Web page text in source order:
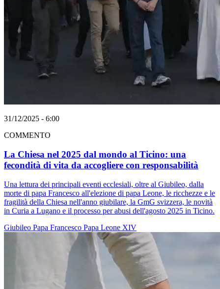
31/12/2025 - 6:00
COMMENTO
La Chiesa nel 2025 dal mondo al Ticino: una
fecondità di vita da accogliere con responsabilità
Una lettura dei principali eventi ecclesiali, oltre al Giubileo, dalla
morte di papa Francesco all'elezione di papa Leone, le ricchezze e le
fragilità della Chiesa nell'anno giubilare, la GmG svizzera, le novità
in Curia a Lugano e il processo per abusi dell'agosto 2025 in Ticino.
Giubileo Papa Francesco Papa Leone XIV